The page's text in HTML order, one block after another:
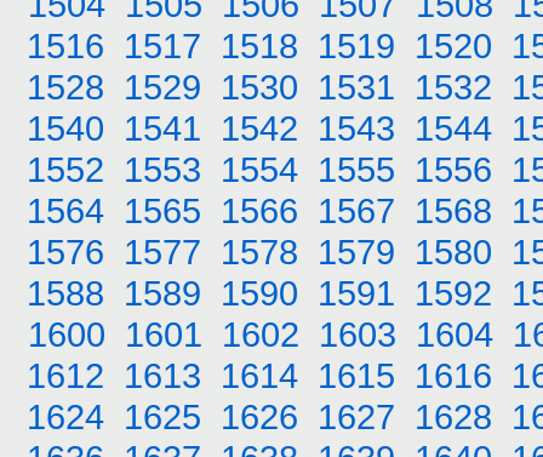
1516 1517 1518 1519 1520
1528 1529 1530 1531 1532
1540 1541 1542 1543 1544
1552 1553 1554 1555 1556
1564 1565 1566 1567 1568
1576 1577 1578 1579 1580
1588 1589 1590 1591 1592
1600 1601 1602 1603 1604
1612 1613 1614 1615 1616
1624 1625 1626 1627 1628